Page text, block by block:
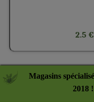
2.5 €
Magasins
2018